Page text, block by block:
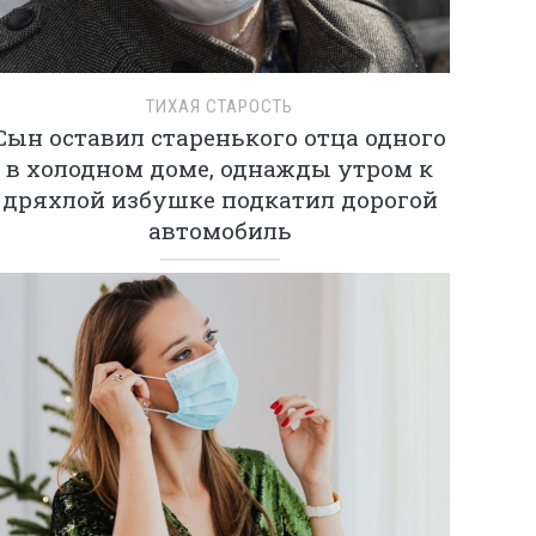
ТИХАЯ СТАРОСТЬ
оставил старенького отца одного
в холодном доме, однажды утром к
дряхлой избушке подкатил дорогой
автомобиль